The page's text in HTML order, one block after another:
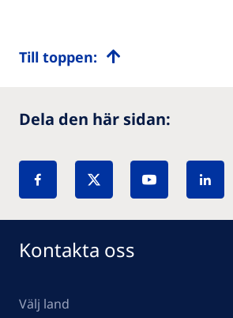
Till toppen:
Dela den här sidan:
Kontakta oss
Välj land